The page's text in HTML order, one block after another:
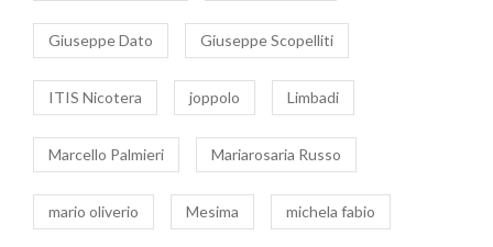
Giuseppe Dato Giuseppe Scopelliti
ITIS Nicotera joppolo Limbadi
Marcello Palmieri Mariarosaria Russo
mario oliverio Mesima michela fabio